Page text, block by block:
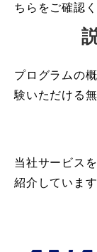
ちらをご確認く
プログラムの
験いただける
当社サービス
紹介しています